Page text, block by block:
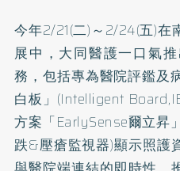
今年2/21(二)～2/24(五)在
展中，大同醫護一口氣
務，包括專為醫院評鑑及
白板」(Intelligent
方案「EarlySense爾立昇
跌&壓瘡監視器)顯示照護